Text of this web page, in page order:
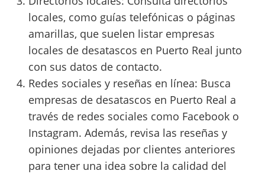
locales, como guías telefónicas o páginas
amarillas, que suelen listar empresas
locales de desatascos en Puerto Real junto
con sus datos de contacto.
Redes sociales y reseñas en línea: Busca
empresas de desatascos en Puerto Real a
través de redes sociales como Facebook o
Instagram. Además, revisa las reseñas y
opiniones dejadas por clientes anteriores
para tener una idea sobre la calidad del